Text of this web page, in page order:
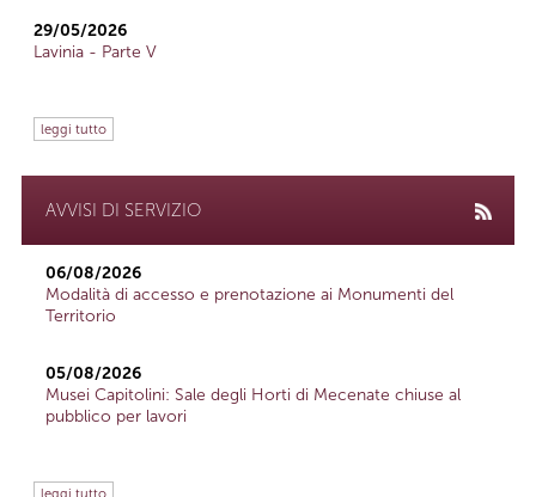
29/05/2026
Lavinia - Parte V
leggi tutto
AVVISI DI SERVIZIO
06/08/2026
Modalità di accesso e prenotazione ai Monumenti del
Territorio
05/08/2026
Musei Capitolini: Sale degli Horti di Mecenate chiuse al
pubblico per lavori